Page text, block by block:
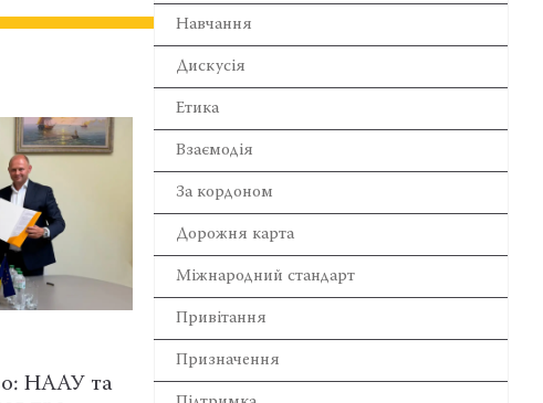
Як окуляри допомагають
ВИДАННЯ
Бюлетень
Навчання
Дискусія
Етика
Взаємодія
За кордоном
Дорожня карта
Міжнародний стандарт
Привітання
Призначення